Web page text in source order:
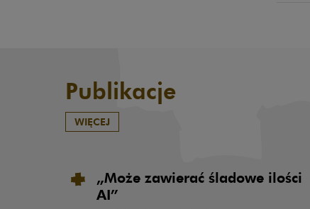
Publikacje
WIĘCEJ
„Może zawierać śladowe ilości
AI”